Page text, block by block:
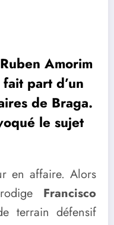
Amorim
part d’un
de Braga.
le sujet
en affaire. Alors
Francisco
terrain défensif